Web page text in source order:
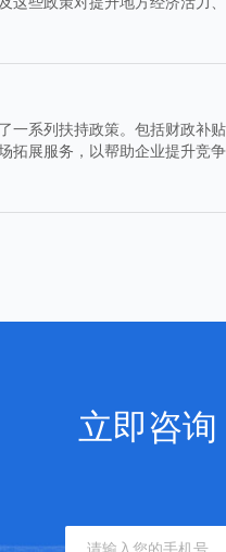
一系列扶持政策。包括财政补
拓展服务，以帮助企业提升竞
立即咨